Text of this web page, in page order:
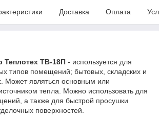
Доставка Оплата
Теплотех ТВ-18П​ - используется для
типов помещений; бытовых, складских и
Может являться основным или
тепла. Можно использовать для
а также для быстрой просушки
поверхностей.